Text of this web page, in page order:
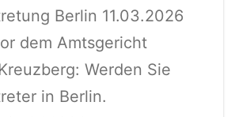
Berlin 11.03.2026
dem Amtsgericht
Werden Sie
in Berlin.